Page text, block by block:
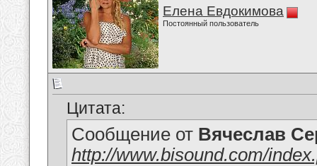
Елена Евдокимова
Постоянный пользователь
Цитата:
Сообщение от Вячеслав
http://www.bisound.com/